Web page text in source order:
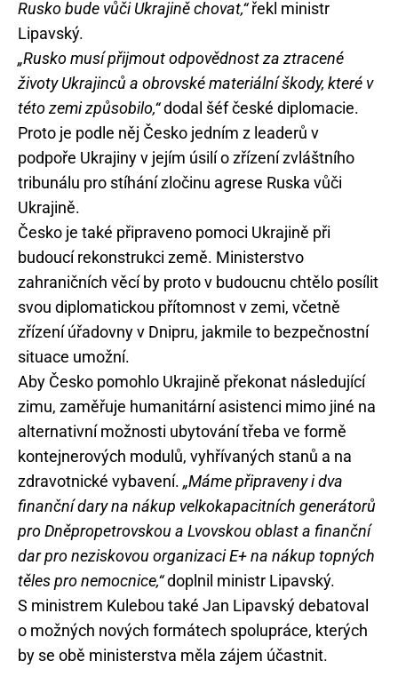
Rusko bude vůči Ukrajině chovat,“řekl ministr
Lipavský.
„Rusko musí přijmout odpovědnost za ztracené
životy Ukrajinců a obrovské materiální škody, které v
této zemi způsobilo,“dodal šéf české diplomacie.
Proto je podle něj Česko jedním z leaderů v
podpoře Ukrajiny v jejím úsilí o zřízení zvláštního
tribunálu pro stíhání zločinu agrese Ruska vůči
Ukrajině.
Česko je také připraveno pomoci Ukrajině při
budoucí rekonstrukci země. Ministerstvo
zahraničních věcí by proto v budoucnu chtělo posílit
svou diplomatickou přítomnost v zemi, včetně
zřízení úřadovny v Dnipru, jakmile to bezpečnostní
situace umožní.
Aby Česko pomohlo Ukrajině překonat následující
zimu, zaměřuje humanitární asistenci mimo jiné na
alternativní možnosti ubytování třeba ve formě
kontejnerových modulů, vyhřívaných stanů a na
zdravotnické vybavení. „Máme připraveny i dva
finanční dary na nákup velkokapacitních generátorů
pro Dněpropetrovskou a Lvovskou oblast a finanční
dar pro neziskovou organizaci E+ na nákup topných
těles pro nemocnice,“doplnil ministr Lipavský.
S ministrem Kulebou také Jan Lipavský debatoval
o možných nových formátech spolupráce, kterých
by se obě ministerstva měla zájem účastnit.